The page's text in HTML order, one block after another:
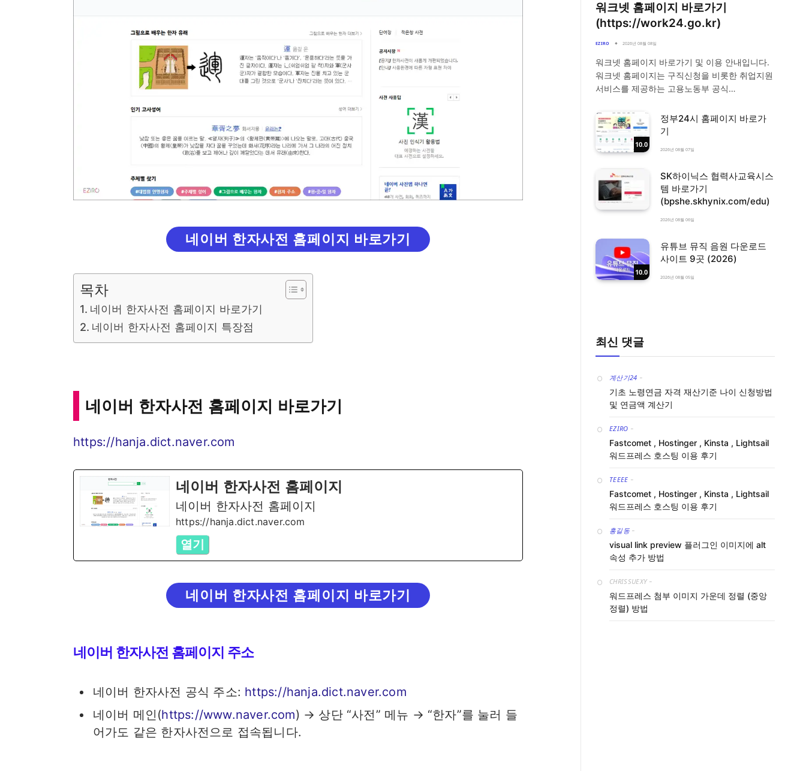
네이버 한자사전 홈페이지 바로가기
목차
네이버 한자사전 홈페이지 바로가기
네이버 한자사전 홈페이지 특장점
네이버 한자사전 홈페이지 바로가기
https://hanja.dict.naver.com
네이버 한자사전 홈페이지
네이버 한자사전 홈페이지
https://hanja.dict.naver.com
열기
네이버 한자사전 홈페이지 바로가기
네이버 한자사전 홈페이지 주소
네이버 한자사전 공식 주소: https://hanja.dict.naver.com
네이버 메인(https://www.naver.com) → 상단 “사전” 메뉴 → “한자”를 눌러 들
어가도 같은 한자사전으로 접속됩니다.
워크넷 홈페이지 바로가기
(https://work24.go.kr)
EZIRO 2026년 08월 08일
워크넷 홈페이지 바로가기 및 이용 안내입니다.
워크넷 홈페이지는 구직신청을 비롯한 취업지원
서비스를 제공하는 고용노동부 공식…
10.0
정부24시 홈페이지 바로가
기
2026년 08월 07일
SK하이닉스 협력사교육시스
템 바로가기
(bpshe.skhynix.com/edu)
2026년 08월 06일
10.0
유튜브 뮤직 음원 다운로드
사이트 9곳 (2026)
2026년 08월 05일
최신 댓글
계산기24 -
기초 노령연금 자격 재산기준 나이 신청방법
및 연금액 계산기
EZIRO -
Fastcomet , Hostinger , Kinsta , Lightsail
워드프레스 호스팅 이용 후기
TEEEE -
Fastcomet , Hostinger , Kinsta , Lightsail
워드프레스 호스팅 이용 후기
홍길동 -
visual link preview 플러그인 이미지에 alt
속성 추가 방법
CHRISSUEXY -
워드프레스 첨부 이미지 가운데 정렬 (중앙
정렬) 방법